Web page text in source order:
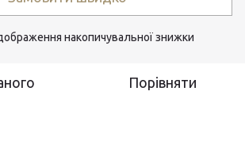
накопичувальної знижки
Порівняти